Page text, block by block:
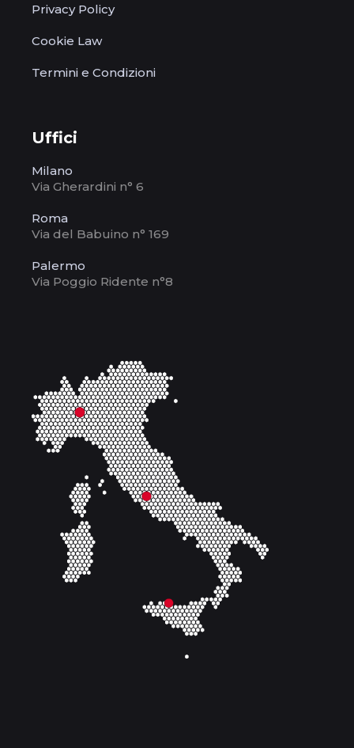
Privacy Policy
Cookie Law
Termini e Condizioni
Uffici
Milano
Via Gherardini n° 6
Roma
Via del Babuino n° 169
Palermo
Via Poggio Ridente n°8